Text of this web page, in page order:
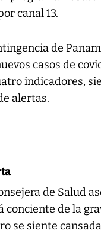
canal 13.
de
casos de
indicadores,
alertas.
de Salud
conciente de la
se siente